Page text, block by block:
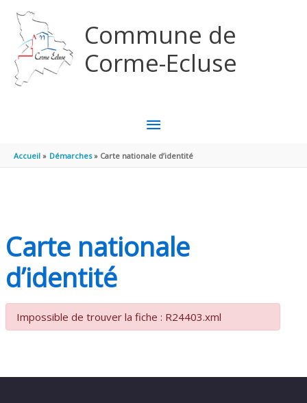
Commune de
Corme-Ecluse
MENU
PRINCIPAL
Accueil Démarches Carte nationale d’identité
Carte nationale
d’identité
Impossible de trouver la fiche : R24403.xml